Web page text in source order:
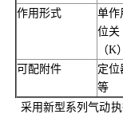
作用形式
单作
位关
（K
可配附件
定位
等
采用新型系列气动执